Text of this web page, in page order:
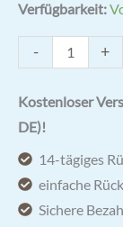
Verfügbarkeit:
-
heiliges
Kind
CD
+
Kostenloser
DE)!
14-tägiges
einfache
Sichere